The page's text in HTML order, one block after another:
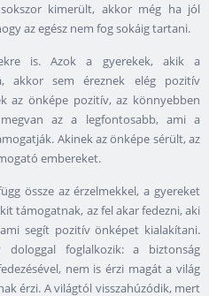
kimerült, akkor még ha jól
az egész nem fog sokáig tartani.
is. Azok a gyerekek, akik a
akkor sem éreznek elég pozitív
az önképe pozitív, az könnyebben
az a legfontosabb, ami a
Akinek az önképe sérült, az
embereket.
össze az érzelmekkel, a gyereket
támogatnak, az fel akar fedezni, aki
segít pozitív önképet kialakítani.
foglalkozik: a biztonság
nem is érzi magát a világ
érzi. A világtól visszahúzódik, mert